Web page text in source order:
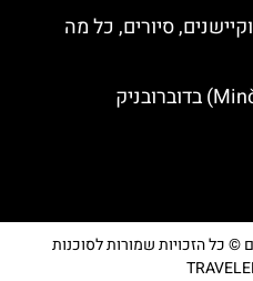
סיורים, כל מה
© כל הזכויות שמורות לסוכנות